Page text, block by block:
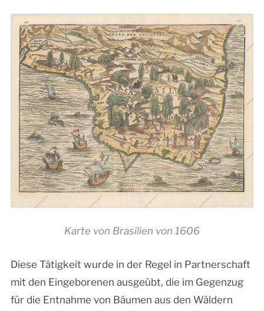
Karte von Brasilien von 1606
Diese Tätigkeit wurde in der Regel in Partnerschaft
mit den Eingeborenen ausgeübt, die im Gegenzug
für die Entnahme von Bäumen aus den Wäldern